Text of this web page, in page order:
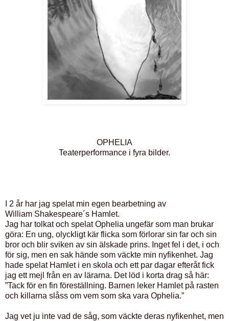
OPHELIA
Teaterperformance i fyra bilder.
I 2 år har jag spelat min egen bearbetning av
William Shakespeare´s Hamlet.
Jag har tolkat och spelat Ophelia ungefär som man brukar
göra: En ung, olyckligt kär flicka som förlorar sin far och sin
bror och blir sviken av sin älskade prins. Inget fel i det, i och
för sig, men en sak hände som väckte min nyfikenhet. Jag
hade spelat Hamlet i en skola och ett par dagar efteråt fick
jag ett mejl från en av lärarna. Det löd i korta drag så här:
”Tack för en fin föreställning. Barnen leker Hamlet på rasten
och killarna slåss om vem som ska vara Ophelia.”
Jag vet ju inte vad de såg, som väckte deras nyfikenhet, men